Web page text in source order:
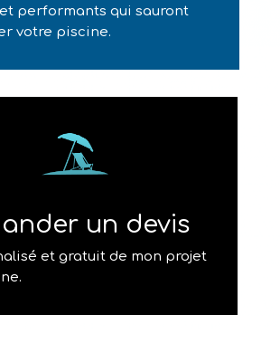
performants qui sauront
votre piscine.
un devis
et gratuit de mon projet